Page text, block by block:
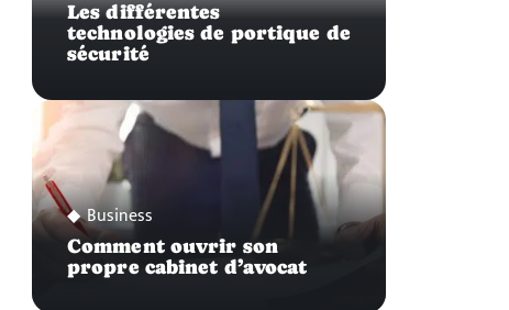
Les différentes
technologies de portique de
sécurité
Business
Comment ouvrir son
propre cabinet d’avocat